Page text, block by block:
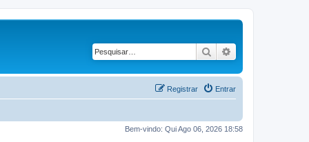
Pesquisar
Entrar
Registrar
Bem-vindo: Qui Ago 06, 2026 18:58